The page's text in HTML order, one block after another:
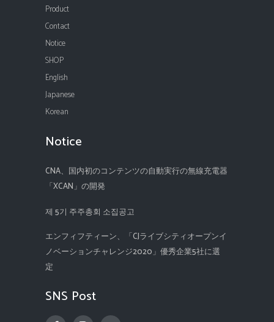
Product
Contact
Notice
SHOP
English
Japanese
Korean
Notice
CNA、国内初のコンテンツの自動実行の無線充電器
「XCAN」の開発
제 5기 주주총회 소집공고
エンフィフティーン、「CJライブシティオープンイ
ノベーションチャレンジ2020」優秀企業5社に選
定
SNS Post